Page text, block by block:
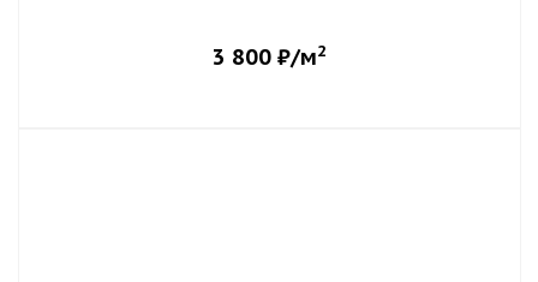
3 800 ₽/м2